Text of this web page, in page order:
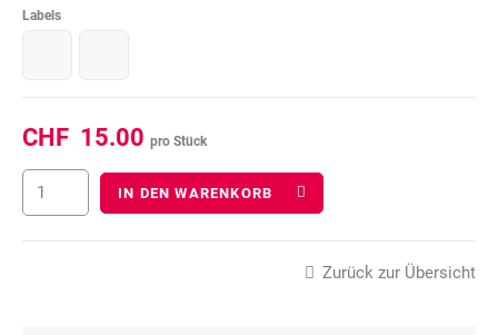
Labels
CHF 15.00 pro Stück
IN DEN WARENKORB
Zurück zur Übersicht